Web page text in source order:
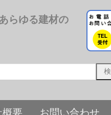
らゆる建材の
概要 お問い合わせ